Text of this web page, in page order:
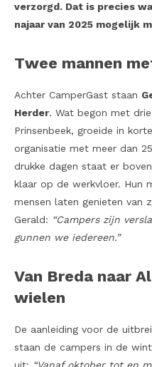
verzorgd. Dat is precies
najaar van 2025 mogelijk
Twee mannen
Achter CamperGast staan
Herder. Wat begon met
Prinsenbeek, groeide in
organisatie met meer dan
drukke dagen staat er
klaar op de werkvloer. Hun
mensen laten genieten van
Gerald: “Campers zijn
gunnen we iedereen.”
Van Breda naar
wielen
De aanleiding voor de
staan de campers in de